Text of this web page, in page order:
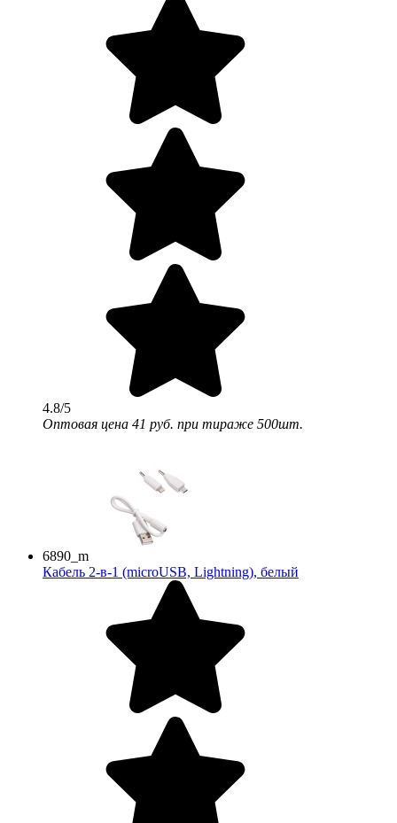
4.8/5
Оптовая цена 41 руб. при тираже 500шт.
6890_m
Кабель 2-в-1 (microUSB, Lightning), белый